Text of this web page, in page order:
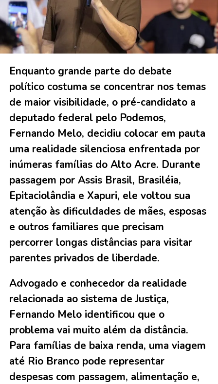
Enquanto grande parte do debate
político costuma se concentrar nos temas
de maior visibilidade, o pré-candidato a
deputado federal pelo Podemos,
Fernando Melo, decidiu colocar em pauta
uma realidade silenciosa enfrentada por
inúmeras famílias do Alto Acre. Durante
passagem por Assis Brasil, Brasiléia,
Epitaciolândia e Xapuri, ele voltou sua
atenção às dificuldades de mães, esposas
e outros familiares que precisam
percorrer longas distâncias para visitar
parentes privados de liberdade.
Advogado e conhecedor da realidade
relacionada ao sistema de Justiça,
Fernando Melo identificou que o
problema vai muito além da distância.
Para famílias de baixa renda, uma viagem
até Rio Branco pode representar
despesas com passagem, alimentação e,